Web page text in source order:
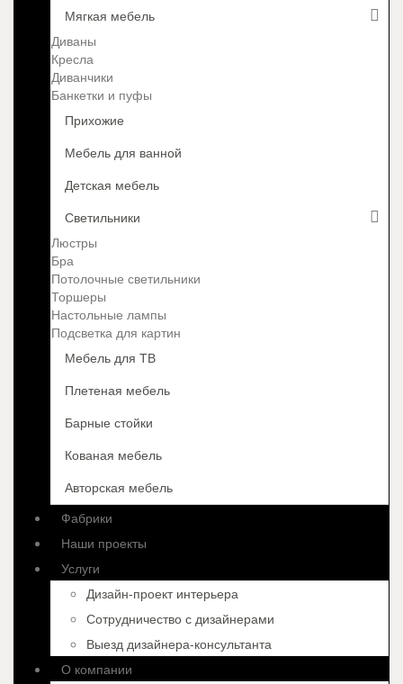
Мягкая мебель
Диваны
Кресла
Диванчики
Банкетки и пуфы
Прихожие
Мебель для ванной
Детская мебель
Светильники
Люстры
Бра
Потолочные светильники
Торшеры
Настольные лампы
Подсветка для картин
Мебель для ТВ
Плетеная мебель
Барные стойки
Кованая мебель
Авторская мебель
Фабрики
Наши проекты
Услуги
Дизайн-проект интерьера
Сотрудничество с дизайнерами
Выезд дизайнера-консультанта
О компании